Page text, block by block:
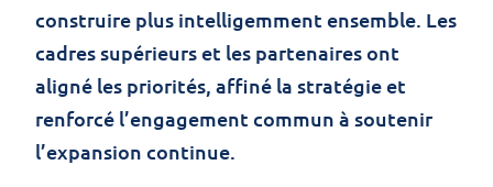
construire plus intelligemment ensemble. Les
cadres supérieurs et les partenaires ont
aligné les priorités, affiné la stratégie et
renforcé l’engagement commun à soutenir
l’expansion continue.